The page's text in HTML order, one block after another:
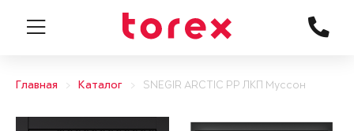
Главная Каталог SNEGIR ARCTIC PP ЛКП Муссон